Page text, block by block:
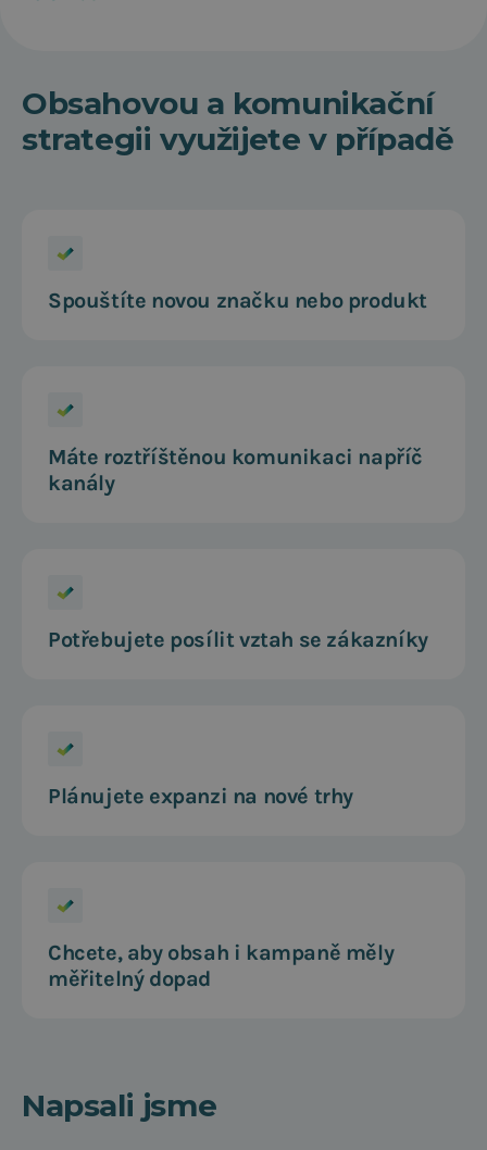
Obsahovou a komunikační
strategii využijete v případě
Spouštíte novou značku nebo produkt
Máte roztříštěnou komunikaci napříč
kanály
Potřebujete posílit vztah se zákazníky
Plánujete expanzi na nové trhy
Chcete, aby obsah i kampaně měly
měřitelný dopad
Napsali jsme